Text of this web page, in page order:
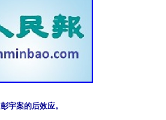
彭宇案的后效应。